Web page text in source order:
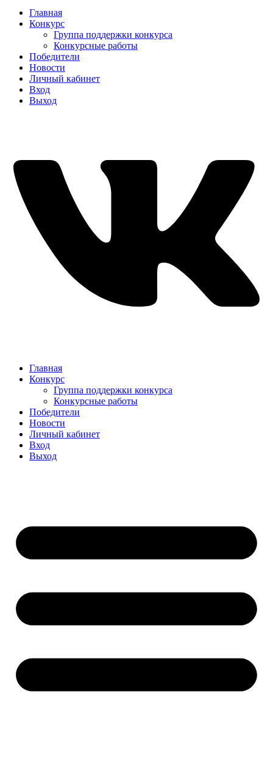
Главная
Конкурс
Группа поддержки конкурса
Конкурсные работы
Победители
Новости
Личный кабинет
Вход
Выход
Главная
Конкурс
Группа поддержки конкурса
Конкурсные работы
Победители
Новости
Личный кабинет
Вход
Выход